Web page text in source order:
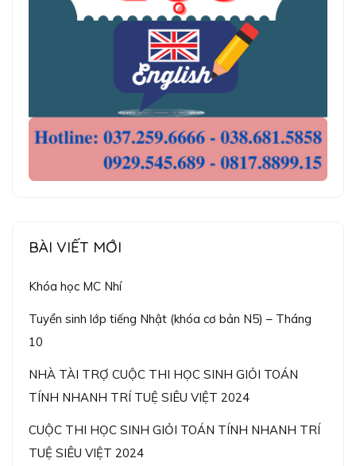
BÀI VIẾT MỚI
Khóa học MC Nhí
Tuyển sinh lớp tiếng Nhật (khóa cơ bản N5) – Tháng
10
NHÀ TÀI TRỢ CUỘC THI HỌC SINH GIỎI TOÁN
TÍNH NHANH TRÍ TUỆ SIÊU VIỆT 2024
CUỘC THI HỌC SINH GIỎI TOÁN TÍNH NHANH TRÍ
TUỆ SIÊU VIỆT 2024